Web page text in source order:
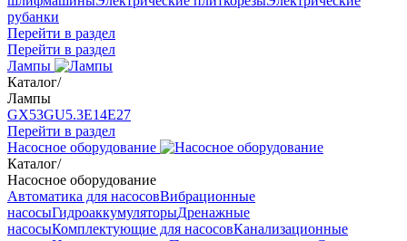
рубанки
Перейти в раздел
Перейти в раздел
Лампы
Каталог/
Лампы
GX53GU5.3Е14Е27
Перейти в раздел
Насосное оборудование
Каталог/
Насосное оборудование
Автоматика для насосовВибрационные
насосыГидроаккумуляторыДренажные
насосыКомплектующие для насосовКанализационные